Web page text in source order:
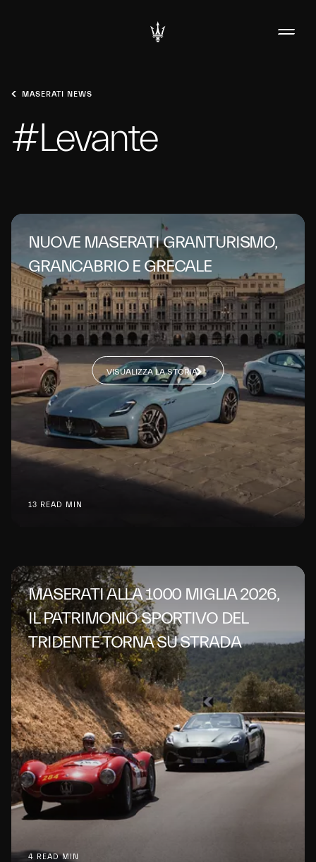
MASERATI NEWS
#Levante
NUOVE MASERATI GRANTURISMO,
GRANCABRIO E GRECALE
13 READ MIN
VISUALIZZA LA STORIA
MASERATI ALLA 1000 MIGLIA 2026,
IL PATRIMONIO SPORTIVO DEL
TRIDENTE TORNA SU STRADA
4 READ MIN